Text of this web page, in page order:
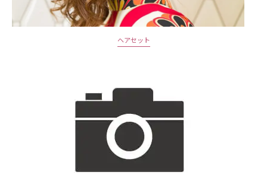
ヘアセット